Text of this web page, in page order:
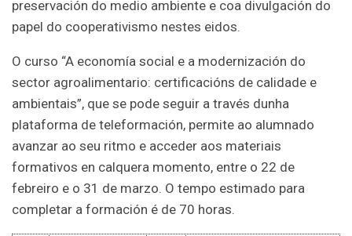
preservación do medio ambiente e coa divulgación do
papel do cooperativismo nestes eidos.
O curso “A economía social e a modernización do
sector agroalimentario: certificacións de calidade e
ambientais”, que se pode seguir a través dunha
plataforma de teleformación, permite ao alumnado
avanzar ao seu ritmo e acceder aos materiais
formativos en calquera momento, entre o 22 de
febreiro e o 31 de marzo. O tempo estimado para
completar a formación é de 70 horas.